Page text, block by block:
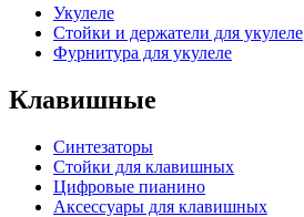
Укулеле
Стойки и держатели для укулеле
Фурнитура для укулеле
Клавишные
Синтезаторы
Стойки для клавишных
Цифровые пианино
Аксессуары для клавишных